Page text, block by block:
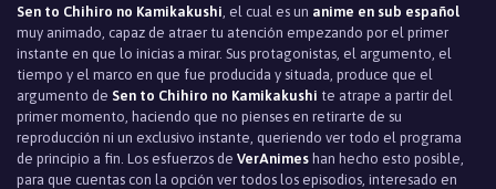
Sen to Chihiro no Kamikakushi , el cual es un anime en sub español
muy animado, capaz de atraer tu atención empezando por el primer
instante en que lo inicias a mirar. Sus protagonistas, el argumento, el
tiempo y el marco en que fue producida y situada, produce que el
argumento de Sen to Chihiro no Kamikakushi te atrape a partir del
primer momento, haciendo que no pienses en retirarte de su
reproducción ni un exclusivo instante, queriendo ver todo el programa
de principio a fin. Los esfuerzos de VerAnimes han hecho esto posible,
para que cuentas con la opción ver todos los episodios, interesado en